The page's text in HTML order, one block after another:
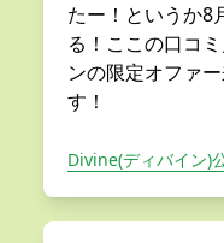
たー！というか8
る！ここの口コ
ンの限定オファ
す！
Divine(ディバイン)